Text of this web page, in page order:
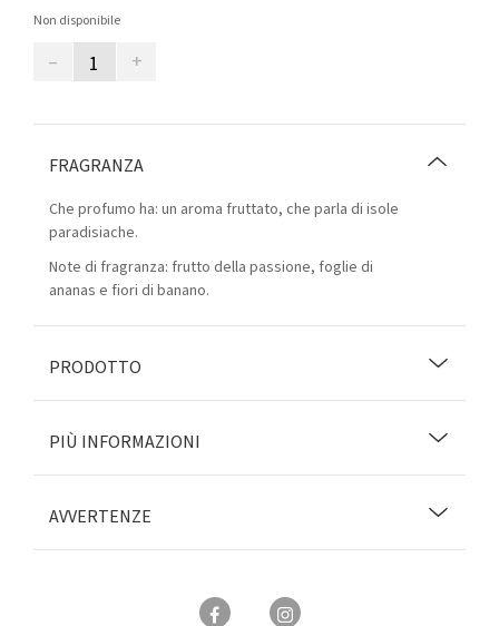
Non disponibile
– +
FRAGRANZA
Che profumo ha: un aroma fruttato, che parla di isole
paradisiache.
Note di fragranza: frutto della passione, foglie di
ananas e fiori di banano.
PRODOTTO
PIÙ INFORMAZIONI
AVVERTENZE